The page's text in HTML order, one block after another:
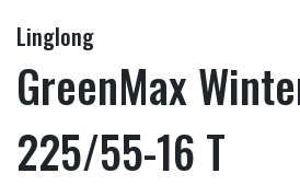
Linglong
GreenMax
225/55-16 T